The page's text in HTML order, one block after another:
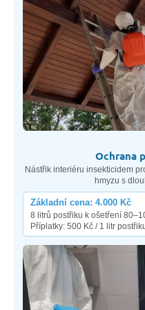
Ochrana
Nástřik interiéru insekticidem
hmyzu s
Základní cena: 4.000 Kč
8 litrů postřiku k ošetření
Příplatky: 500 Kč / 1 litr